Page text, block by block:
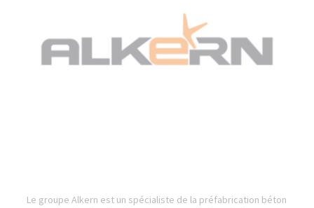
Le groupe Alkern est un spécialiste de la préfabrication béton